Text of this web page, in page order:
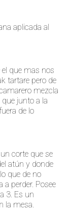
aplicada al
el que mas nos
tartare pero de
mezcla
junto a la
de lo
corte que se
atún y donde
que de no
perder. Posee
3. Es un
la mesa.